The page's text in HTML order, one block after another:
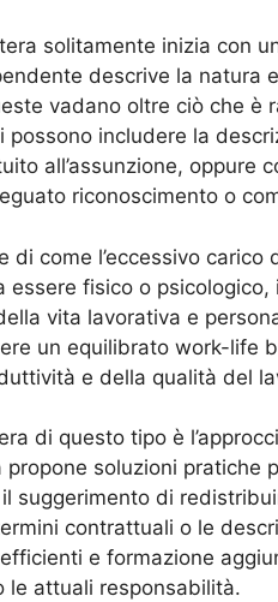
solitamente inizia con
descrive la natura
vadano oltre ciò che è
possono includere la
all’assunzione, oppure
riconoscimento o
di come l’eccessivo
essere fisico o
vita lavorativa e
un equilibrato work-life
e della qualità del
di questo tipo è
soluzioni pratiche
suggerimento di
contrattuali o le
e formazione
le attuali responsabilità.